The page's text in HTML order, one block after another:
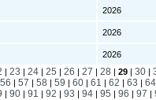
2026
2026
2026
| 23 | 24| 25 | 26 | 27 | 28 | 29| 30|
56 | 57 | 58 | 59 | 60| 61 | 62 | 63 | 64
| 90 | 91 | 92 | 93 | 94 | 95 | 96 | 97 |